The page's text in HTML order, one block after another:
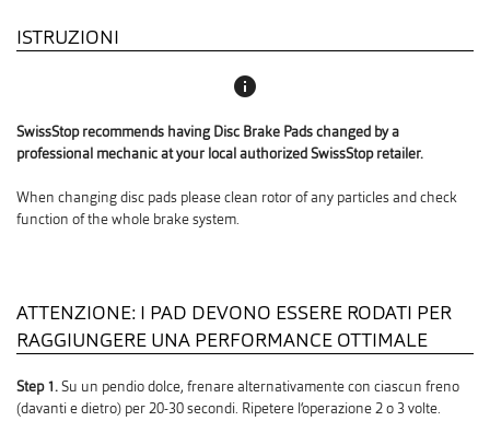
ISTRUZIONI
info
SwissStop recommends having Disc Brake Pads changed by a
professional mechanic at your local authorized SwissStop retailer.
When changing disc pads please clean rotor of any particles and check
function of the whole brake system.
ATTENZIONE: I PAD DEVONO ESSERE RODATI PER
RAGGIUNGERE UNA PERFORMANCE OTTIMALE
Step 1.Su un pendio dolce, frenare alternativamente con ciascun freno
(davanti e dietro) per 20-30 secondi. Ripetere l‘operazione 2 o 3 volte.